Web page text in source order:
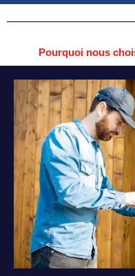
Pourquoi nous